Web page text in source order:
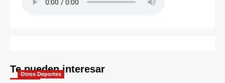
Te pueden interesar
Otros Deportes